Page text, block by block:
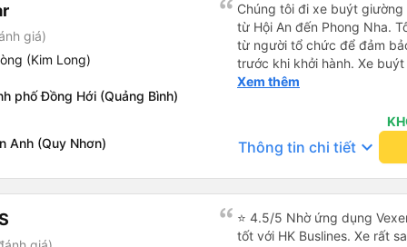
giá)
(Kim Long)
phố Đồng Hới (Quảng Bình)
Anh (Quy Nhơn)
Chúng tôi đi xe buýt
từ Hội An đến Phong Nha.
từ người tổ chức để đảm
trước khi khởi hành. Xe
trạng tuyệt vời. Các khoang
phần. Tôi cao
toàn, bạn tôi cao
bàn chân cong. Có một
sinh. Sau khi được thả
chúng tôi nhận ra rằng
Xem thêm
Thông tin chi tiết keyboard_arrow_down
⭐ 4.5/5 Nhờ ứng dụng
tốt với HK Buslines. Xe rất